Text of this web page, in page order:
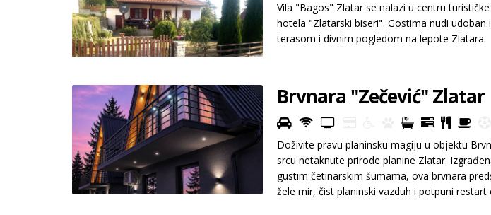
Vila "Bagos" Zlatar se nalazi u centru
hotela "Zlatarski biseri". Gostima nudi
terasom i divnim pogledom na lepote Zlatara.
Brvnara "Zečević" Zlatar
Doživite pravu planinsku magiju u objektu
srcu netaknute prirode planine Zlatar.
gustim četinarskim šumama, ova brvnara
žele mir, čist planinski vazduh i potpuni restart